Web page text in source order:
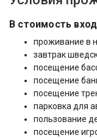
В стоимость
проживание в
завтрак
посещение
посещение
посещение
парковка для
пользование
посещение